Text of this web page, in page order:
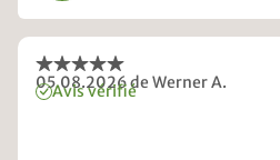
05.08.2026de Werner A.
Avis vérifié